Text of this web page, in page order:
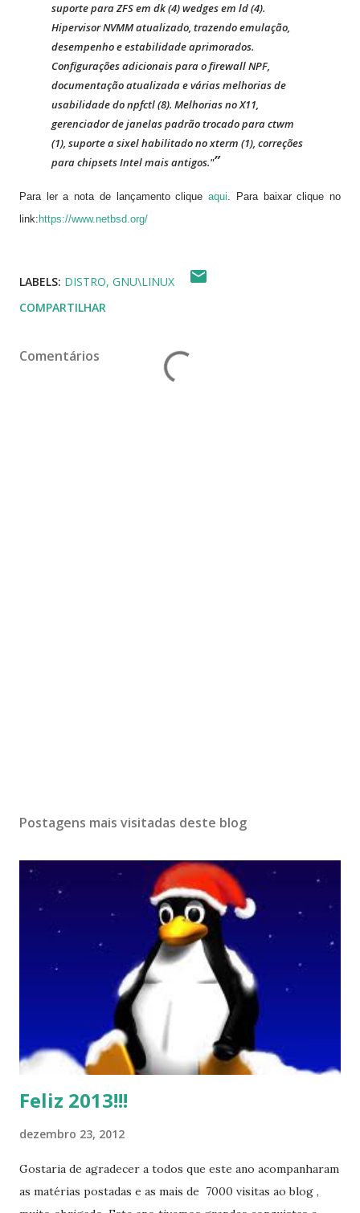
suporte para ZFS em dk (4) wedges em ld (4).
Hipervisor NVMM atualizado, trazendo emulação,
desempenho e estabilidade aprimorados.
Configurações adicionais para o firewall NPF,
documentação atualizada e várias melhorias de
usabilidade do npfctl (8). Melhorias no X11,
gerenciador de janelas padrão trocado para ctwm
(1), suporte a sixel habilitado no xterm (1), correções
para chipsets Intel mais antigos."
Para ler a nota de lançamento cliqueaqui. Para baixar clique no
link: https://www.netbsd.org/
LABELS: DISTRO GNU\LINUX
COMPARTILHAR
Comentários
Postagens mais visitadas deste blog
Feliz 2013!!!
dezembro 23, 2012
Gostaria de agradecer a todos que este ano acompanharam
as matérias postadas e as mais de 7000 visitas ao blog ,